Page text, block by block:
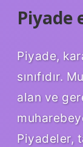
Piyade
Piyade,
sınıfıdır.
alan ve
Piyadeler,